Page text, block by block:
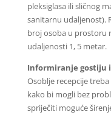
pleksiglasa ili sličnog
sanitarnu udaljenost).
broj osoba u prostoru
udaljenosti 1, 5 metar.
Informiranje gostiju
Osoblje recepcije
kako bi mogli bez
spriječiti moguće